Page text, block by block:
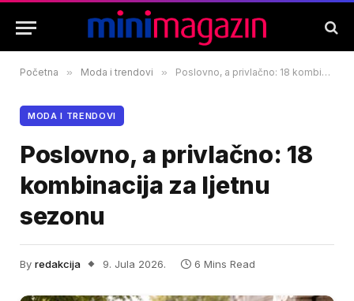
Početna » Moda i trendovi » Poslovno, a privlačno: 18 kombinacija za ljetnu sezonu
MODA I TRENDOVI
Poslovno, a privlačno: 18
kombinacija za ljetnu
sezonu
By redakcija 9. Jula 2026. 6 Mins Read